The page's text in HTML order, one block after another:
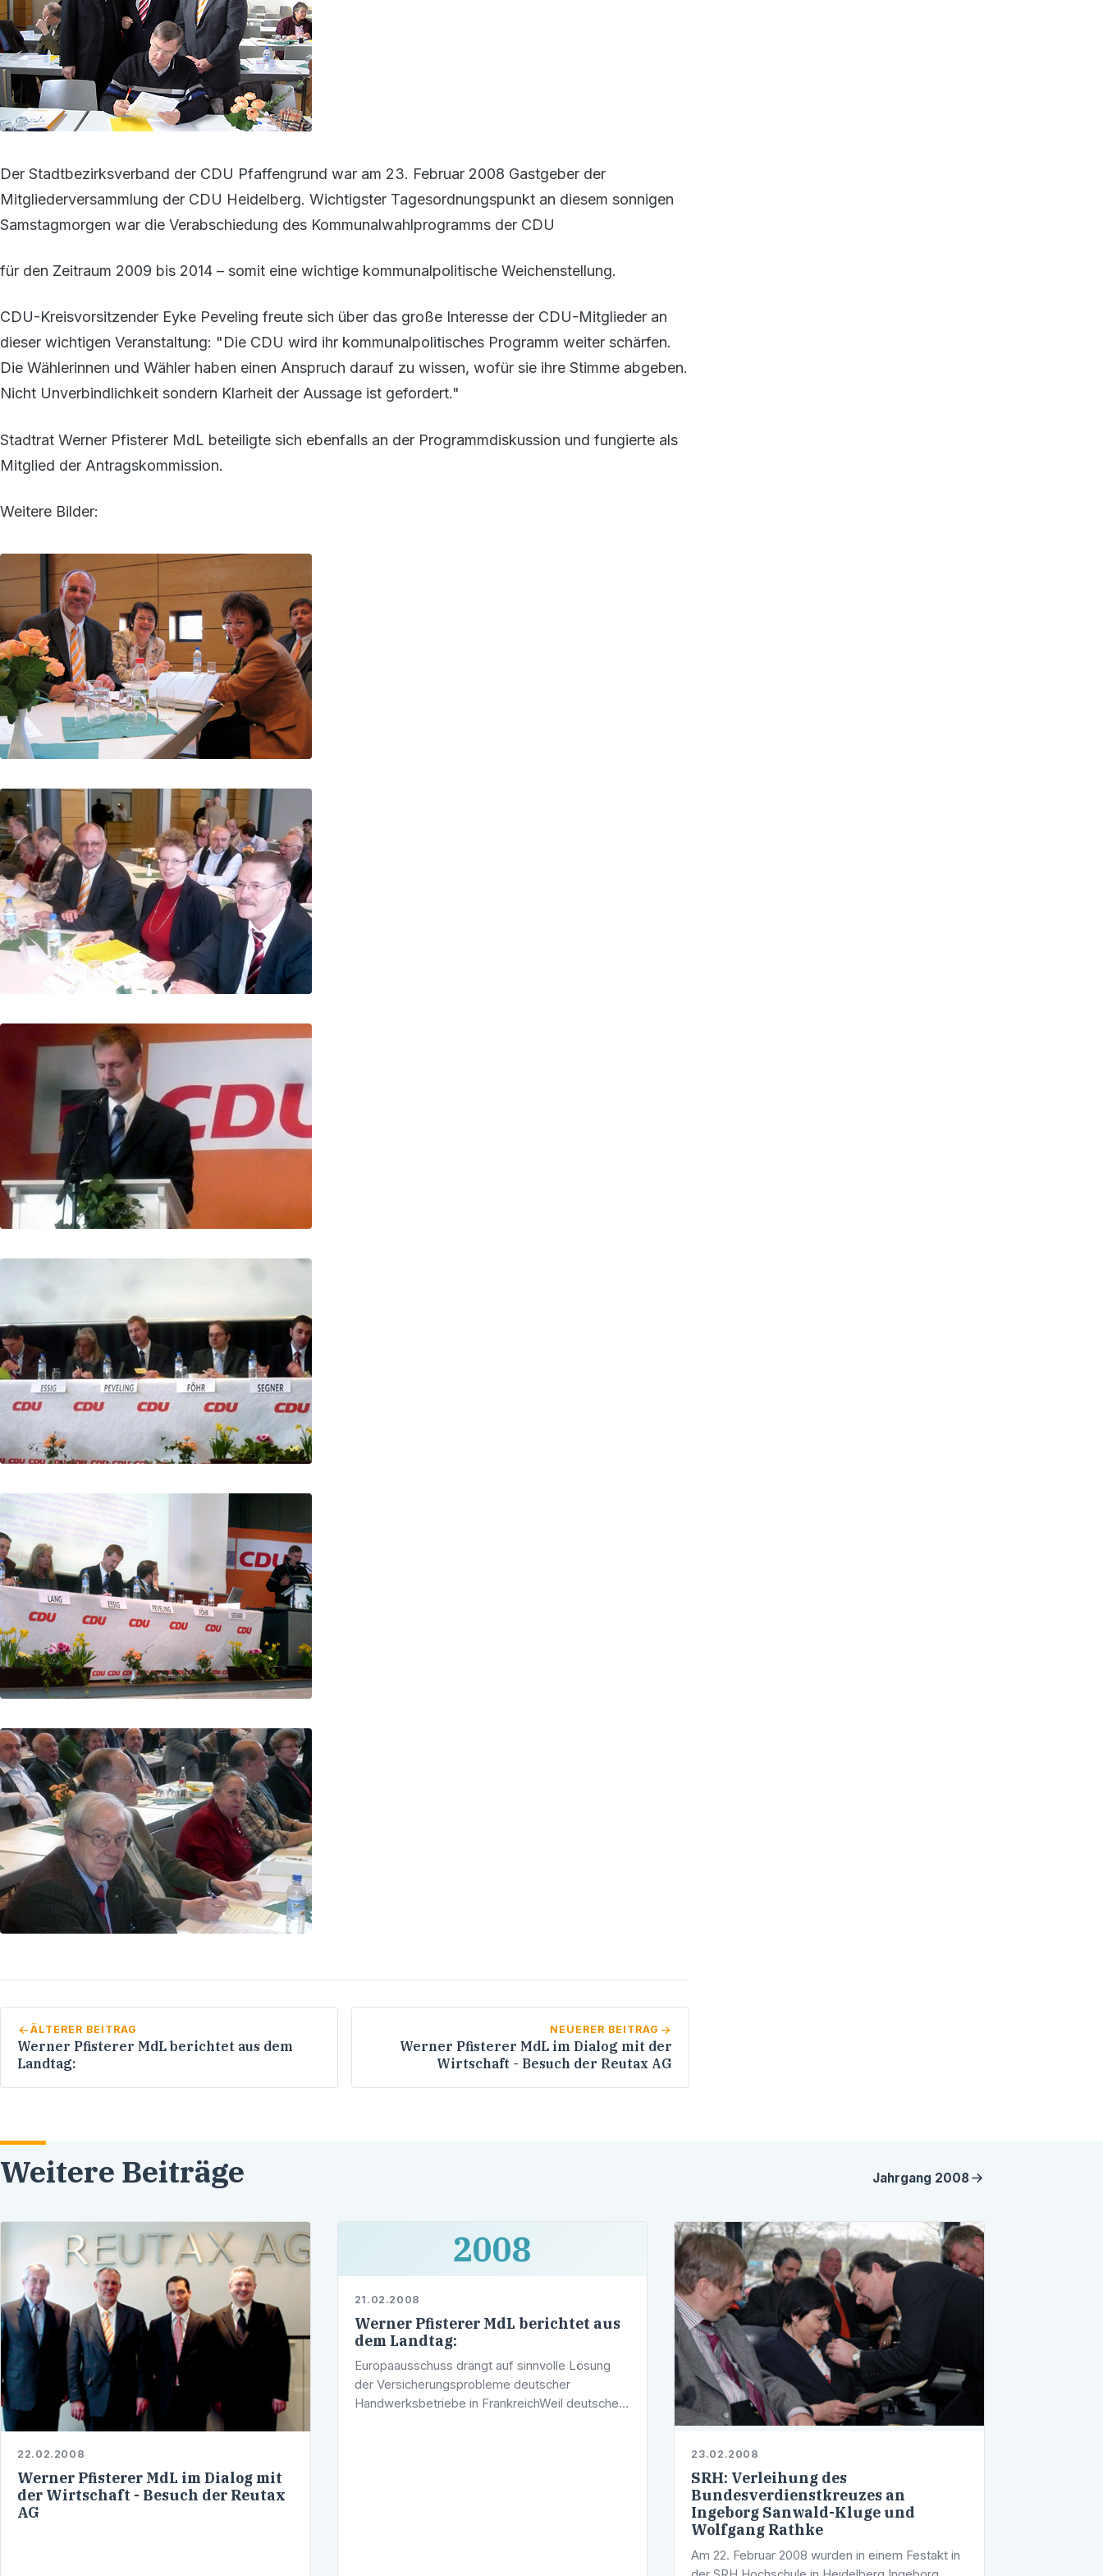
Der Stadtbezirksverband der CDU Pfaffengrund war am 23. Februar 2008 Gastgeber der
Mitgliederversammlung der CDU Heidelberg. Wichtigster Tagesordnungspunkt an diesem sonnigen
Samstagmorgen war die Verabschiedung des Kommunalwahlprogramms der CDU
für den Zeitraum 2009 bis 2014 – somit eine wichtige kommunalpolitische Weichenstellung.
CDU-Kreisvorsitzender Eyke Peveling freute sich über das große Interesse der CDU-Mitglieder an
dieser wichtigen Veranstaltung: "Die CDU wird ihr kommunalpolitisches Programm weiter schärfen.
Die Wählerinnen und Wähler haben einen Anspruch darauf zu wissen, wofür sie ihre Stimme abgeben.
Nicht Unverbindlichkeit sondern Klarheit der Aussage ist gefordert."
Stadtrat Werner Pfisterer MdL beteiligte sich ebenfalls an der Programmdiskussion und fungierte als
Mitglied der Antragskommission.
Weitere Bilder:
ÄLTERER BEITRAG
Werner Pfisterer MdL berichtet aus dem
Landtag:
NEUERER BEITRAG
Werner Pfisterer MdL im Dialog mit der
Wirtschaft - Besuch der Reutax AG
Weitere Beiträge Jahrgang 2008
22.02.2008
Werner Pfisterer MdL im Dialog mit
der Wirtschaft - Besuch der Reutax
AG
2008
21.02.2008
Werner Pfisterer MdL berichtet aus
dem Landtag:
Europaausschuss drängt auf sinnvolle Lösung
der Versicherungsprobleme deutscher
Handwerksbetriebe in FrankreichWeil deutsche
23.02.2008
SRH: Verleihung des
Bundesverdienstkreuzes an
Ingeborg Sanwald-Kluge und
Wolfgang Rathke
Am 22. Februar 2008 wurden in einem Festakt in